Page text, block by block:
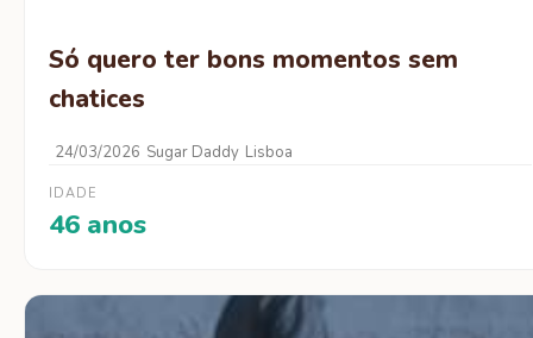
Só quero ter bons momentos sem
chatices
24/03/2026 Sugar Daddy Lisboa
IDADE
46 anos